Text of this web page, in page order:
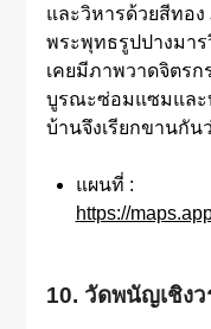
และวิหารด้วยสีทอ
พระพุทธรูปปางมา
เคยมีภาพวาดจิตรก
บูรณะซ่อมแซมและ
บ้านจึงเรียกขานกัน
แผนที่ :
https://
10. วัดพนัญเชิงว